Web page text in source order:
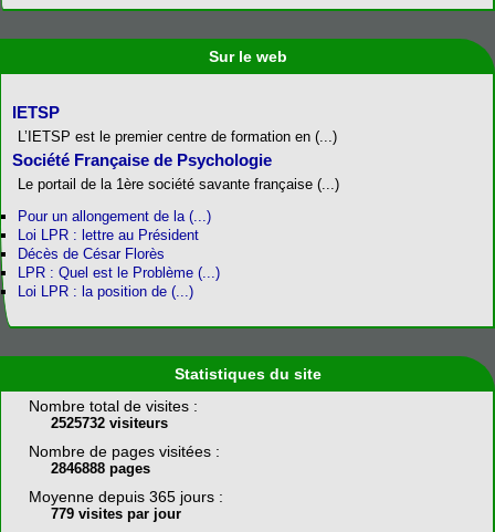
Sur le web
IETSP
L’IETSP est le premier centre de formation en (...)
Société Française de Psychologie
Le portail de la 1ère société savante française (...)
Pour un allongement de la (...)
Loi LPR : lettre au Président
Décès de César Florès
LPR : Quel est le Problème (...)
Loi LPR : la position de (...)
Statistiques du site
Nombre total de visites :
2525732 visiteurs
Nombre de pages visitées :
2846888 pages
Moyenne depuis 365 jours :
779 visites par jour